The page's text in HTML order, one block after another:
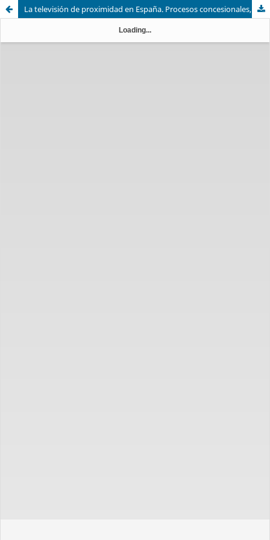
La televisión de proximidad en España. Procesos concesionales, análisis de la población y PIB